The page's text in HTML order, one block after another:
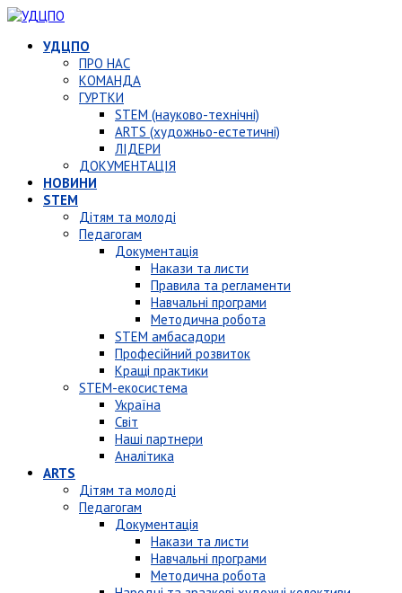
УДЦПО
ПРО НАС
КОМАНДА
ГУРТКИ
STEM (науково-технічні)
ARTS (художньо-естетичні)
ЛІДЕРИ
ДОКУМЕНТАЦІЯ
НОВИНИ
STEM
Дітям та молоді
Педагогам
Документація
Накази та листи
Правила та регламенти
Навчальні програми
Методична робота
STEM амбасадори
Професійний розвиток
Кращі практики
STEM-екосистема
Україна
Світ
Наші партнери
Аналітика
ARTS
Дітям та молоді
Педагогам
Документація
Накази та листи
Навчальні програми
Методична робота